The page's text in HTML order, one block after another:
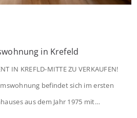
in Krefeld
IN KREFLD-MITTE ZU VERKAUFEN!
befindet sich im ersten
aus dem Jahr 1975 mit